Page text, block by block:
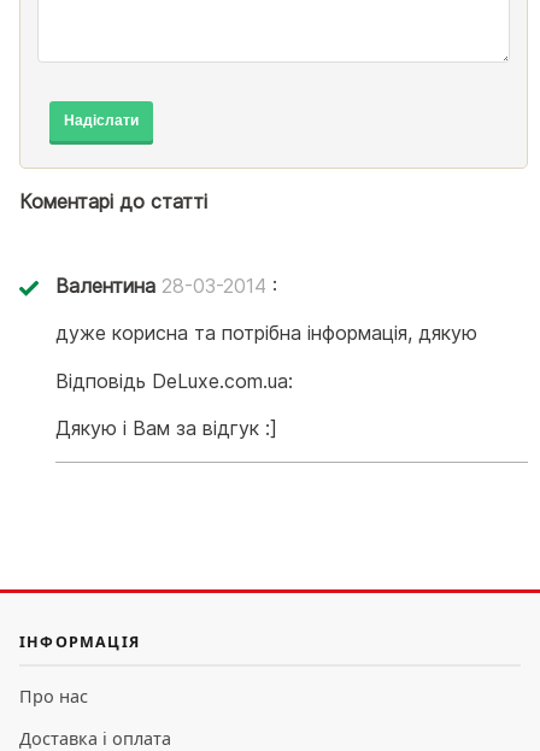
Надіслати
Коментарі до статті
Валентина 28-03-2014 :
дуже корисна та потрібна інформація, дякую
Відповідь DeLuxe.com.ua:
Дякую і Вам за відгук :]
ІНФОРМАЦІЯ
Про нас
Доставка і оплата